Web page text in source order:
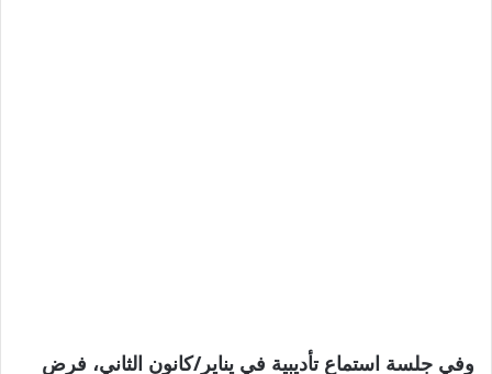
وفي جلسة استماع تأديبية في يناير/كانون الثاني، فرض